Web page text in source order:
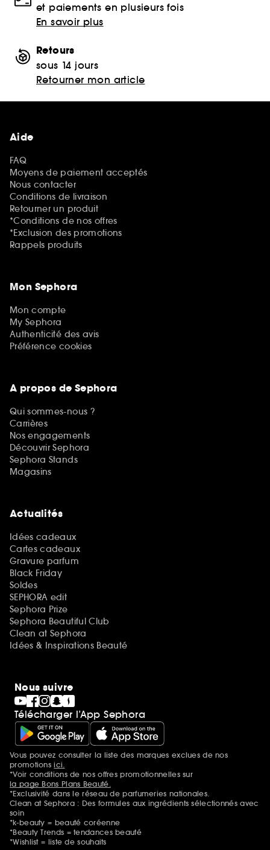
et paiements en plusieurs fois
En savoir plus
Retours
sous 14 jours
Retourner mon article
Aide
FAQ
Moyens de paiement acceptés
Nous contacter
Conditions de livraison
Retourner un produit
*Conditions de nos offres
*Exclusion des promotions
Rappels produits
Mon Sephora
Mon compte
My Sephora
Authenticité des avis
Préférence cookies
A propos de Sephora
Qui sommes-nous ?
Carrières
Nos engagements
Découvrir Sephora
Sephora Stands
Magasins
Actualités
Idées cadeaux
Cartes cadeaux
Gravure parfum
Black Friday
Soldes
SEPHORA edit
Sephora Prize
Sephora Beautiful Club
Clean at Sephora
Idées & Inspirations Beauté
Nous suivre
Télécharger l’App Sephora
Mentions additionnelles
Vous pouvez consulter la liste des marques exclues de nos
promotionsici.
*Voir conditions de nos offres promotionnelles sur
la page Bons Plans Beauté.
*Exclusivité dans le réseau de parfumeries nationales.
Clean at Sephora : Des formules aux ingrédients sélectionnés avec
soin
*k-beauty = beauté coréenne
*Beauty Trends = tendances beauté
*Wishlist = liste de souhaits